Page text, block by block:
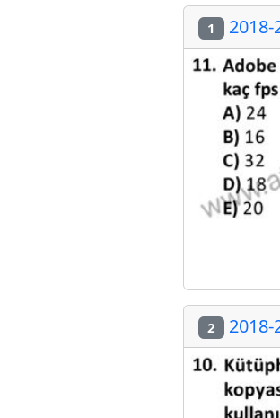
1 2018-
2 2018-